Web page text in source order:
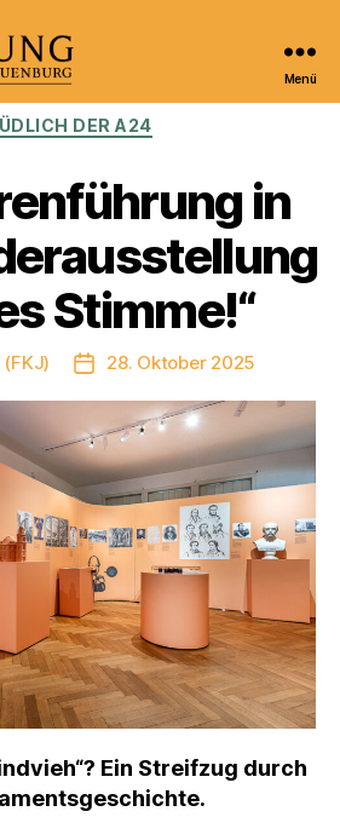
Menü
Kategorien
DER A24
in
Stimme!“
Veröffentlichungsdatum
28. Oktober 2025
Ein Streifzug durch